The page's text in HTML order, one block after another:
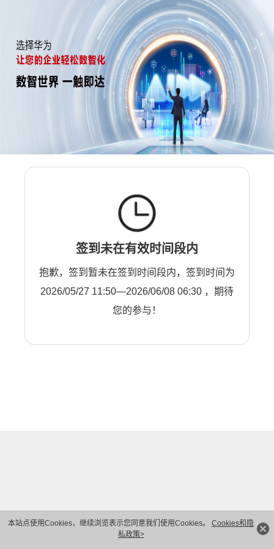
本站点使用Cookies，继续浏览表示您同意我们使用Cookies。 Cookies和隐
私政策>
签到未在有效时间段内
抱歉，签到暂未在签到时间段内，签到时间为
2026/05/27 11:50—2026/06/08 06:30 ，期待
您的参与！